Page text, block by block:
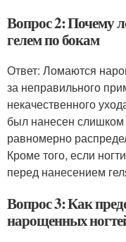
Вопрос 2: Почему
гелем по бокам
Ответ: Ломаются
за неправильного
некачественного
был нанесен
равномерно
Кроме того, если
перед нанесением
Вопрос 3: Как
нарощенных